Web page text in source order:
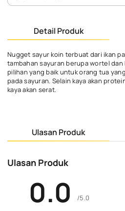
Detail Produk
Nugget sayur koin terbuat dari ikan
tambahan sayuran berupa wortel
pilihan yang baik untuk orang tua
pada sayuran. Selain kaya akan
kaya akan serat.
Ulasan Produk
Ulasan Produk
0.0 /5.0